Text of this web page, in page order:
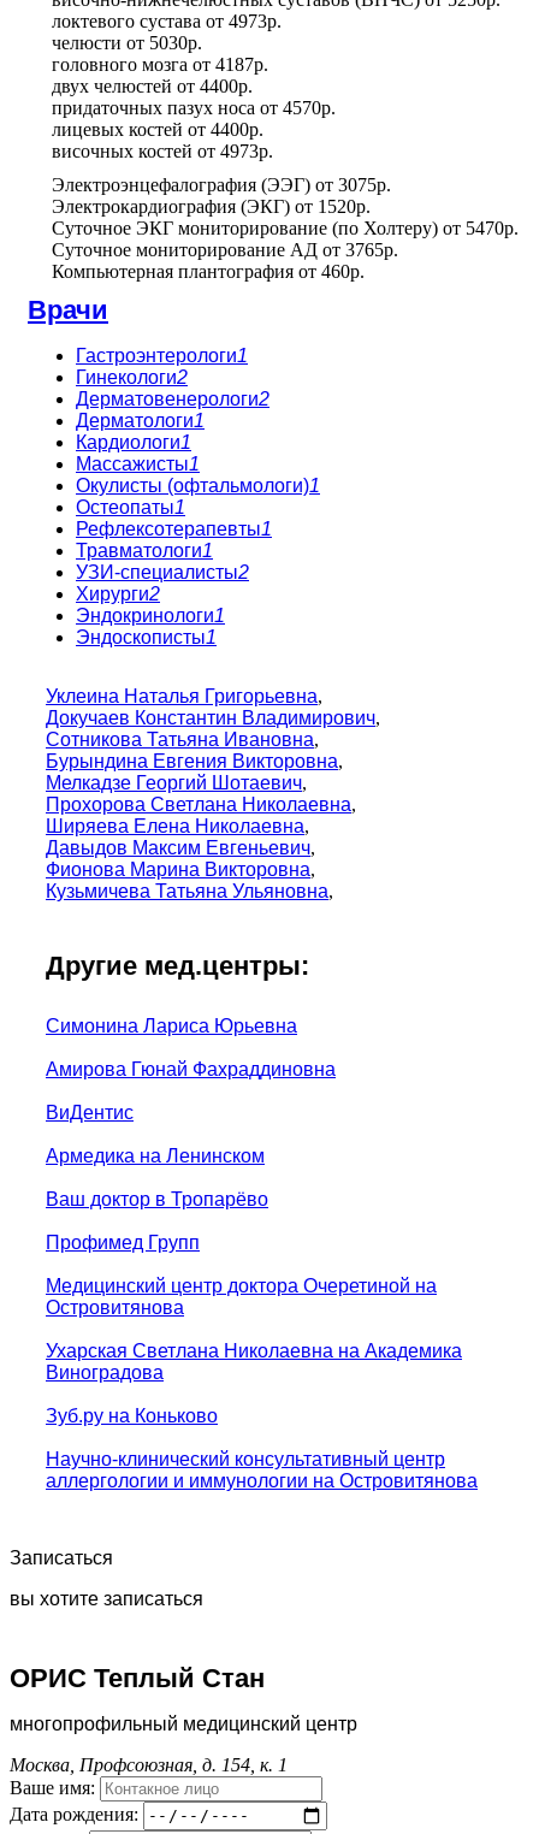
локтевого сустава от 4973р.
челюсти от 5030р.
головного мозга от 4187р.
двух челюстей от 4400р.
придаточных пазух носа от 4570р.
лицевых костей от 4400р.
височных костей от 4973р.
Электроэнцефалография (ЭЭГ) от 3075р.
Электрокардиография (ЭКГ) от 1520р.
Суточное ЭКГ мониторирование (по Холтеру) от 5470р.
Суточное мониторирование АД от 3765р.
Компьютерная плантография от 460р.
Врачи
Гастроэнтерологи1
Гинекологи2
Дерматовенерологи2
Дерматологи1
Кардиологи1
Массажисты1
Окулисты (офтальмологи)1
Остеопаты1
Рефлексотерапевты1
Травматологи1
УЗИ-специалисты2
Хирурги2
Эндокринологи1
Эндоскописты1
Уклеина Наталья Григорьевна,
Докучаев Константин Владимирович,
Сотникова Татьяна Ивановна,
Бурындина Евгения Викторовна,
Мелкадзе Георгий Шотаевич,
Прохорова Светлана Николаевна,
Ширяева Елена Николаевна,
Давыдов Максим Евгеньевич,
Фионова Марина Викторовна,
Кузьмичева Татьяна Ульяновна,
Другие мед.центры:
Симонина Лариса Юрьевна
Амирова Гюнай Фахраддиновна
ВиДентис
Армедика на Ленинском
Ваш доктор в Тропарёво
Профимед Групп
Медицинский центр доктора Очеретиной на
Островитянова
Ухарская Светлана Николаевна на Академика
Виноградова
Зуб.ру на Коньково
Научно-клинический консультативный центр
аллергологии и иммунологии на Островитянова
Записаться
вы хотите записаться
ОРИС Теплый Стан
многопрофильный медицинский центр
Москва, Профсоюзная, д. 154, к. 1
Ваше имя:
Дата рождения: